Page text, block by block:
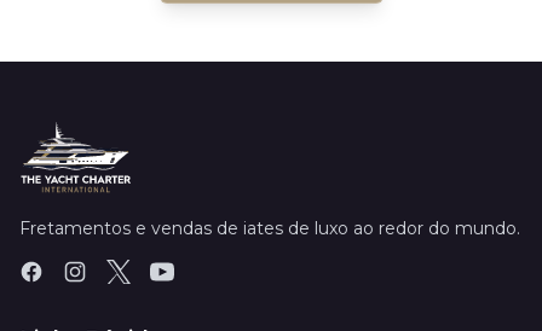
Fretamentos e vendas de iates de luxo ao redor do mundo.